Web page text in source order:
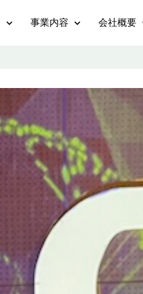
事業内容 会社概要